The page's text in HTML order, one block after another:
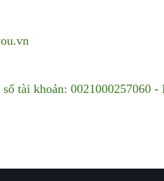
tài khoản: 0021000257060 -